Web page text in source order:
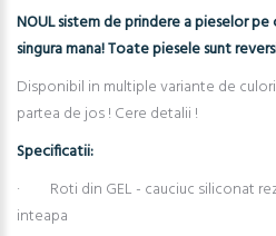
NOUL sistem de prindere a pieselor
singura mana! Toate piesele sunt
Disponibil in multiple variante de
partea de jos ! Cere detalii !
Specificatii:
· Roti din GEL - cauciuc siliconat
inteapa